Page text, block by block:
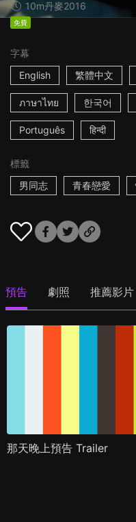
10m丹麥2016
免費
字幕
English
繁體中文
ภาษาไทย 한국어
Português हिन्दी
標籤
男同志
青春戀愛
預告 劇照 推薦影片
那天晚上預告 Trailer